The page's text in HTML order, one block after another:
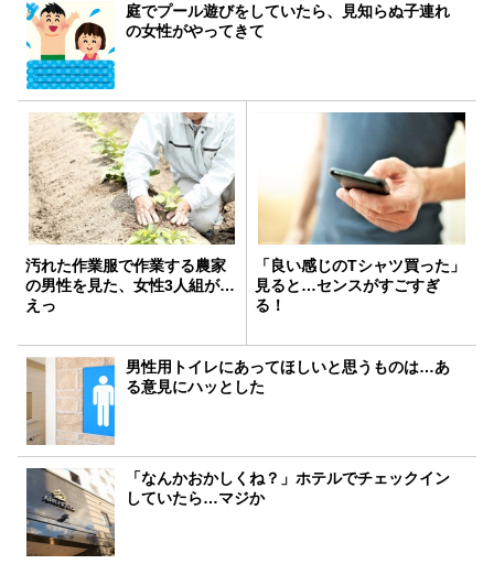
庭でプール遊びをしていたら、見知らぬ子連れ
の女性がやってきて
汚れた作業服で作業する農家
の男性を見た、女性3人組が…
えっ
「良い感じのTシャツ買った」
見ると…センスがすごすぎ
る！
男性用トイレにあってほしいと思うものは…あ
る意見にハッとした
「なんかおかしくね？」ホテルでチェックイン
していたら…マジか